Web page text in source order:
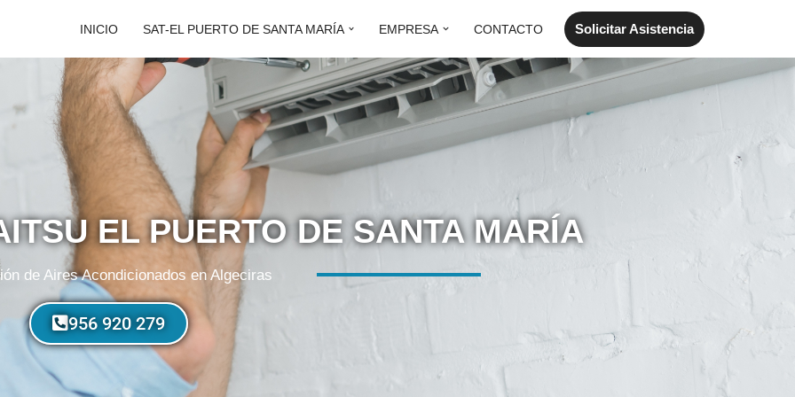
INICIO SAT-EL PUERTO DE SANTA MARÍA EMPRESA CONTACTO Solicitar Asistencia
EL PUERTO DE SANTA MARÍA
de Aires Acondicionados en Algeciras
956 920 279